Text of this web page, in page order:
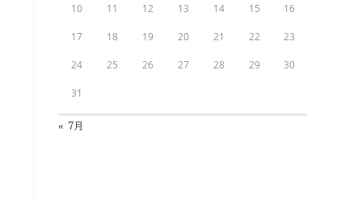
10 11 12 13 14 15 16
17 18 19 20 21 22 23
24 25 26 27 28 29 30
31
« 7月